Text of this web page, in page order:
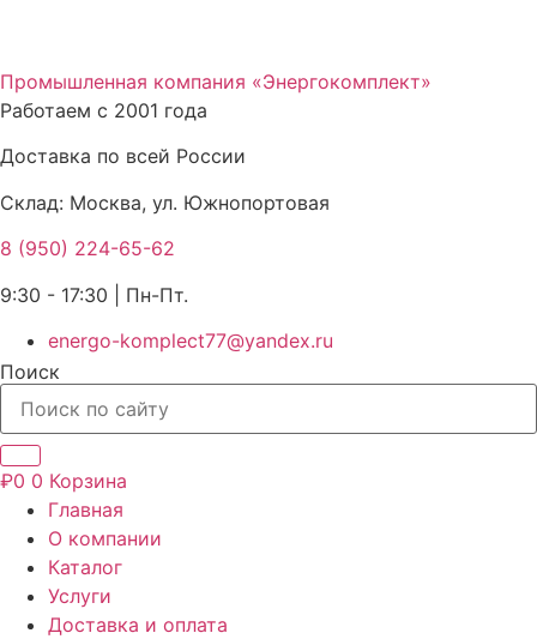
содержимому
Промышленная компания «Энергокомплект»
Работаем с 2001 года
Доставка по всей России
Склад: Москва, ул. Южнопортовая
8 (950) 224-65-62
9:30 - 17:30 | Пн-Пт.
energo-komplect77@yandex.ru
Поиск
₽0 0 Корзина
Главная
О компании
Каталог
Услуги
Доставка и оплата